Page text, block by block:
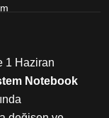
1 Haziran
Notebook